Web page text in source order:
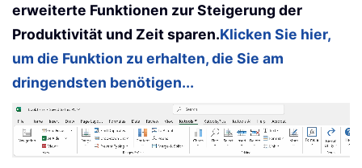
erweiterte Funktionen zur Steigerung der
Produktivität und Zeit sparen.Klicken Sie hier,
um die Funktion zu erhalten, die Sie am
dringendsten benötigen...